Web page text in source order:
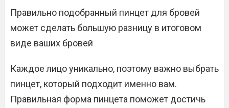
Правильно подобранный пинцет для бровей
может сделать большую разницу в итоговом
виде ваших бровей
Каждое лицо уникально, поэтому важно выбрать
пинцет, который подходит именно вам.
Правильная форма пинцета поможет достичь